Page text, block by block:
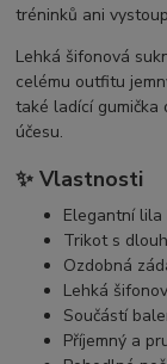
tréninků ani
Lehká šifonová
celému outfitu
také ladící gumička
účesu.
✨ Vlastnosti
Elegantní lila
Trikot s
Ozdobná
Lehká
Součástí
Příjemný a